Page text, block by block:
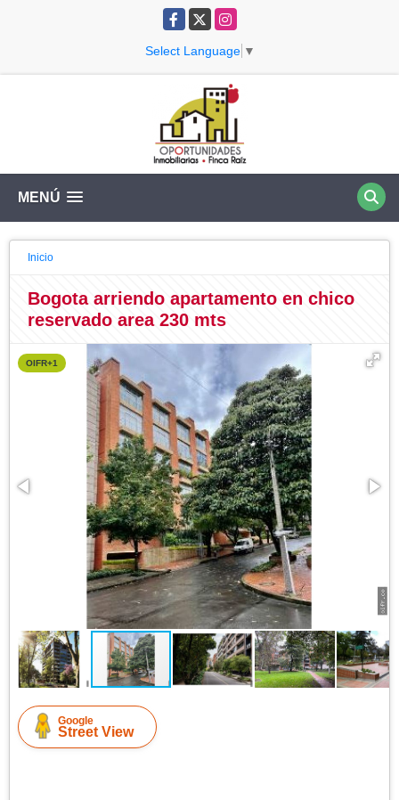
Facebook
X Instagram
Select Language ▼
MENÚ
Inicio
Bogota arriendo apartamento en chico
reservado area 230 mts
OIFR+1
Google
Street View